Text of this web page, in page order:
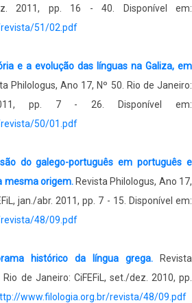
2011, pp. 16 - 40. Disponível em:
51/02.pdf
e a evolução das línguas na Galiza, em
Philologus, Ano 17, Nº 50. Rio de Janeiro:
2011, pp. 7 - 26. Disponível em:
50/01.pdf
do galego-português em português e
mesma origem.Revista Philologus, Ano 17,
jan./abr. 2011, pp. 7 - 15. Disponível em:
48/09.pdf
histórico da língua grega. Revista
de Janeiro: CiFEFiL, set./dez. 2010, pp.
www.filologia.org.br/revista/48/09.pdf